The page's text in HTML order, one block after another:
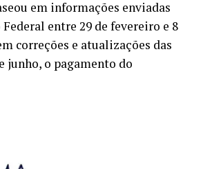
em informações enviadas
entre 29 de fevereiro e 8
correções e atualizações das
junho, o pagamento do